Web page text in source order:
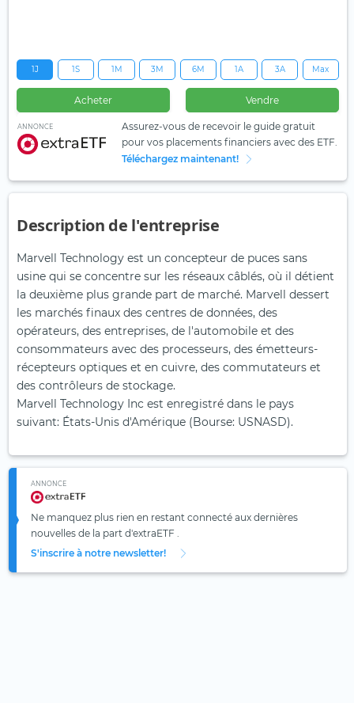
1J 1S 1M 3M 6M 1A 3A Max
Acheter Vendre
ANNONCE
Assurez-vous de recevoir le guide gratuit
pour vos placements financiers avec des ETF.
Téléchargez maintenant!
Description de l'entreprise
Marvell Technology est un concepteur de puces sans
usine qui se concentre sur les réseaux câblés, où il détient
la deuxième plus grande part de marché. Marvell dessert
les marchés finaux des centres de données, des
opérateurs, des entreprises, de l'automobile et des
consommateurs avec des processeurs, des émetteurs-
récepteurs optiques et en cuivre, des commutateurs et
des contrôleurs de stockage.
Marvell Technology Inc est enregistré dans le pays
suivant: États-Unis d'Amérique (Bourse: USNASD).
ANNONCE
Ne manquez plus rien en restant connecté aux dernières
nouvelles de la part d'extraETF .
S'inscrire à notre newsletter!